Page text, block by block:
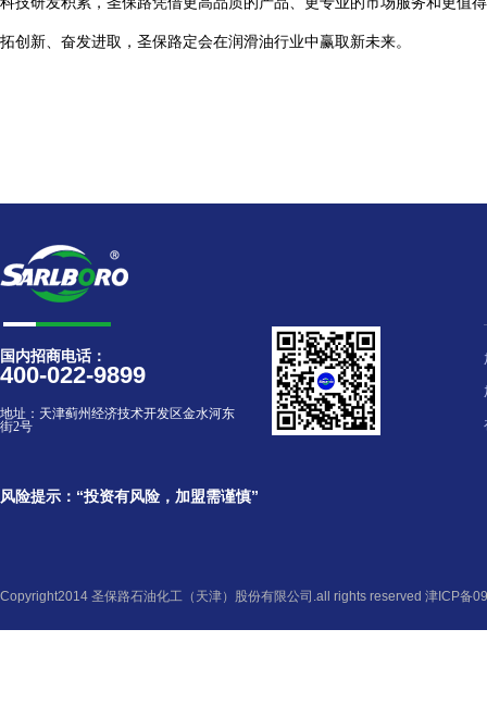
拓创新、奋发进取，圣保路定会在润滑油行业中赢取新未来。
国内招商电话：
400-022-9899
地址： 天津蓟州经济技术开发区金水河东
街2号
风险提示：“投资有风险，加盟需谨慎”
Copyright2014 圣保路石油化工（天津）股份有限公司.all rights reserved 津ICP备